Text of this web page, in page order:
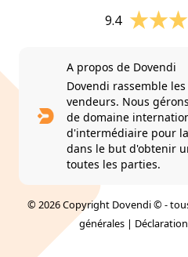
9.4
A propos de Dovendi
Dovendi rassemble
vendeurs. Nous
de domaine
d'intermédiaire pour
dans le but d'obtenir
toutes les parties.
© 2026 Copyright Dovendi © -
générales |